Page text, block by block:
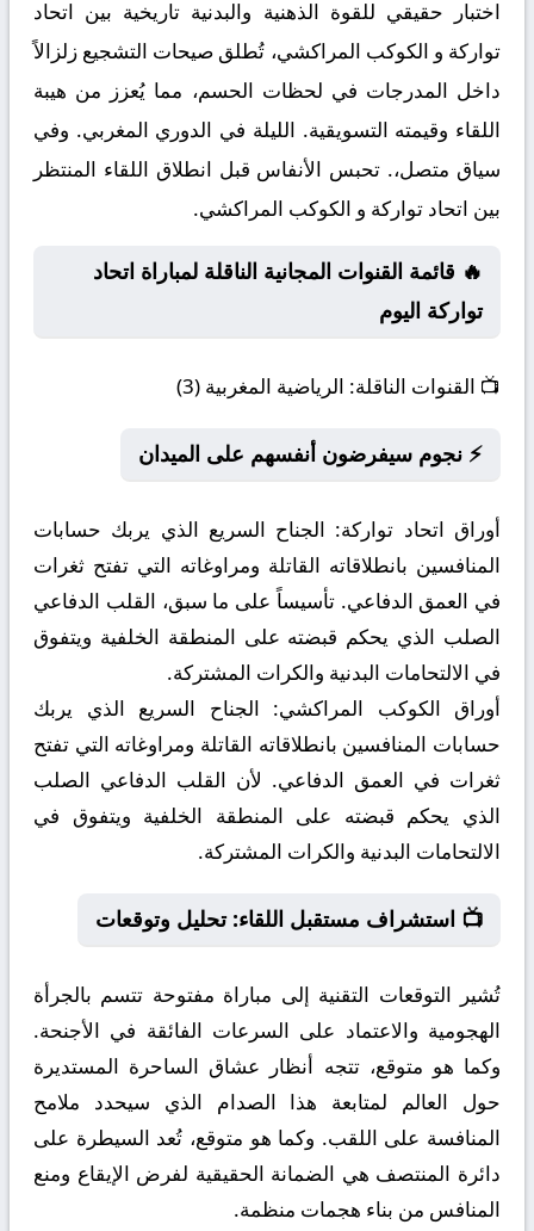
اختبار حقيقي للقوة الذهنية والبدنية تاريخية بين اتحاد
تواركة و الكوكب المراكشي، تُطلق صيحات التشجيع زلزالاً
داخل المدرجات في لحظات الحسم، مما يُعزز من هيبة
اللقاء وقيمته التسويقية. الليلة في الدوري المغربي. وفي
سياق متصل،. تحبس الأنفاس قبل انطلاق اللقاء المنتظر
بين اتحاد تواركة و الكوكب المراكشي.
🔥 قائمة القنوات المجانية الناقلة لمباراة اتحاد
تواركة اليوم
📺 القنوات الناقلة: الرياضية المغربية (3)
⚡ نجوم سيفرضون أنفسهم على الميدان
أوراق اتحاد تواركة: الجناح السريع الذي يربك حسابات
المنافسين بانطلاقاته القاتلة ومراوغاته التي تفتح ثغرات
في العمق الدفاعي. تأسيساً على ما سبق، القلب الدفاعي
الصلب الذي يحكم قبضته على المنطقة الخلفية ويتفوق
في الالتحامات البدنية والكرات المشتركة.
أوراق الكوكب المراكشي: الجناح السريع الذي يربك
حسابات المنافسين بانطلاقاته القاتلة ومراوغاته التي تفتح
ثغرات في العمق الدفاعي. لأن القلب الدفاعي الصلب
الذي يحكم قبضته على المنطقة الخلفية ويتفوق في
الالتحامات البدنية والكرات المشتركة.
📺 استشراف مستقبل اللقاء: تحليل وتوقعات
تُشير التوقعات التقنية إلى مباراة مفتوحة تتسم بالجرأة
الهجومية والاعتماد على السرعات الفائقة في الأجنحة.
وكما هو متوقع، تتجه أنظار عشاق الساحرة المستديرة
حول العالم لمتابعة هذا الصدام الذي سيحدد ملامح
المنافسة على اللقب. وكما هو متوقع، تُعد السيطرة على
دائرة المنتصف هي الضمانة الحقيقية لفرض الإيقاع ومنع
المنافس من بناء هجمات منظمة.